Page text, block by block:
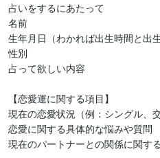
占いをするにあたって
名前
生年月日（わかれば出生時間と出
性別
占って欲しい内容
【恋愛運に関する項目】
現在の恋愛状況（例：シングル、
恋愛に関する具体的な悩みや質問
現在のパートナーとの関係に関す